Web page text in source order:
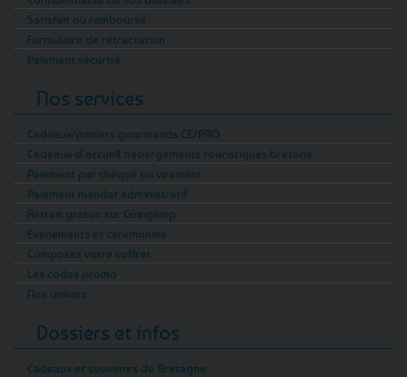
Satisfait ou remboursé
Formulaire de rétractation
Paiement sécurisé
Nos services
Cadeaux/paniers gourmands CE/PRO
Cadeaux d’accueil hébergements touristiques bretons
Paiement par chèque ou virement
Paiement mandat administratif
Retrait gratuit sur Guingamp
Evénements et cérémonies
Composez votre coffret
Les codes promo
Nos univers
Dossiers et infos
Cadeaux et souvenirs de Bretagne